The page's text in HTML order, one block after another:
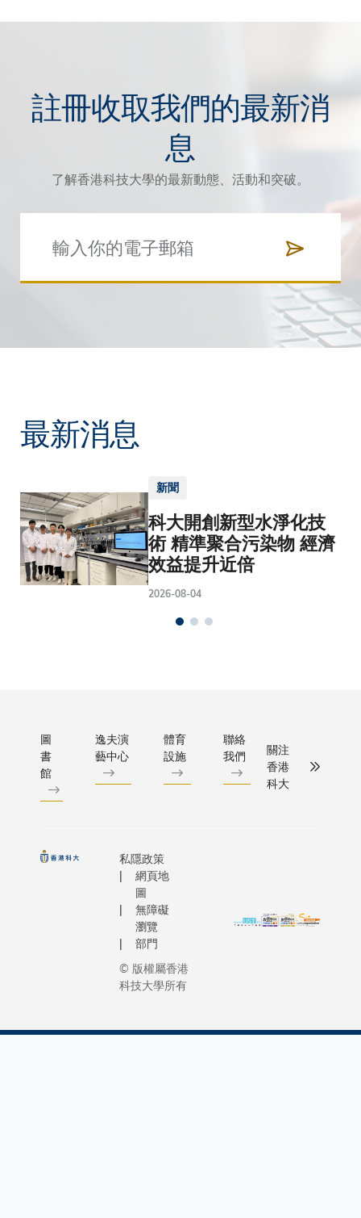
註冊收取我們的最新消
息
了解香港科技大學的最新動態、活動和突破。
最新消息
新聞
科大開創新型水淨化技
術 精準聚合污染物 經濟
效益提升近倍
2026-08-04
圖
書
館
逸夫演
藝中心
體育
設施
聯絡
我們
關注
香港
科大
私隱政策
網頁地
圖
無障礙
瀏覽
部門
© 版權屬香港
科技大學所有